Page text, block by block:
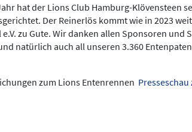
hat der Lions Club Hamburg-Klövensteen
Der Reinerlös kommt wie in 2023
zu Gute. Wir danken allen Sponsoren
natürlich auch all unseren 3.360
zum Lions Entenrennen